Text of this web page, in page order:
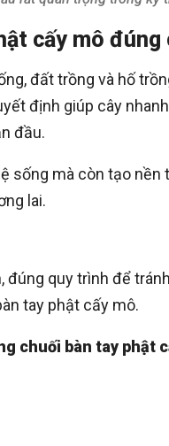
cấy mô đúng
đất trồng và hố
định giúp cây
đầu.
sống mà còn tạo
lai.
quy trình để
tay phật cấy mô.
chuối bàn tay phật